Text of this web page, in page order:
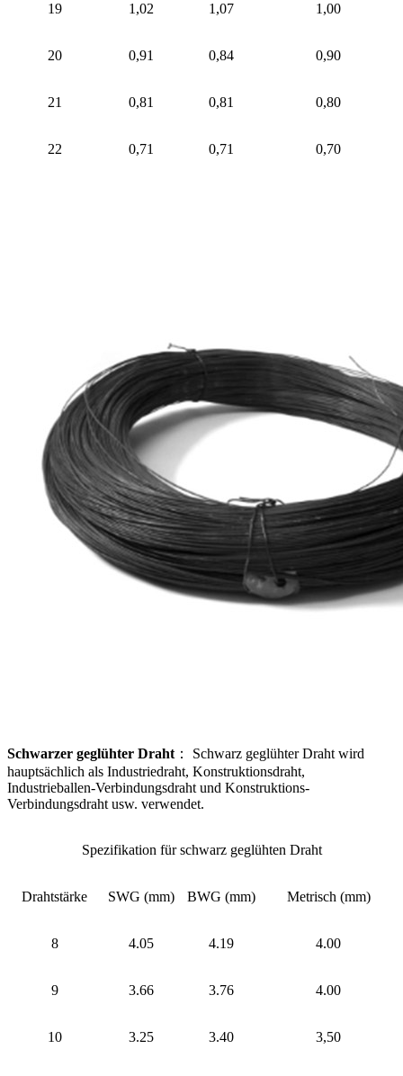
19 1,02 1,07 1,00
20 0,91 0,84 0,90
21 0,81 0,81 0,80
22 0,71 0,71 0,70
Schwarzer geglühter Draht： Schwarz geglühter Draht wird
hauptsächlich als Industriedraht, Konstruktionsdraht,
Industrieballen-Verbindungsdraht und Konstruktions-
Verbindungsdraht usw. verwendet.
Spezifikation für schwarz geglühten Draht
Drahtstärke SWG (mm) BWG (mm) Metrisch (mm)
8 4.05 4.19 4.00
9 3.66 3.76 4.00
10 3.25 3.40 3,50